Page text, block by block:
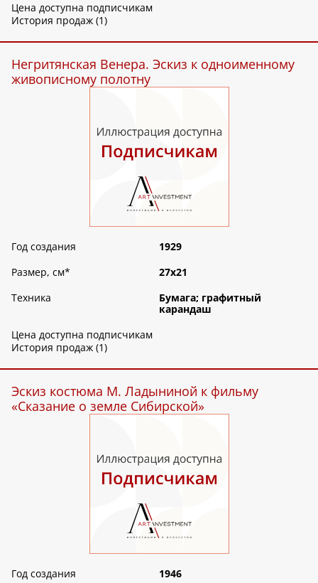
Цена доступна подписчикам
История продаж (1)
Негритянская Венера. Эскиз к одноименному
живописному полотну
Год создания
1929
Размер, см*
27х21
Техника
Бумага; графитный
карандаш
Цена доступна подписчикам
История продаж (1)
Эскиз костюма М. Ладыниной к фильму
«Сказание о земле Сибирской»
Год создания
1946